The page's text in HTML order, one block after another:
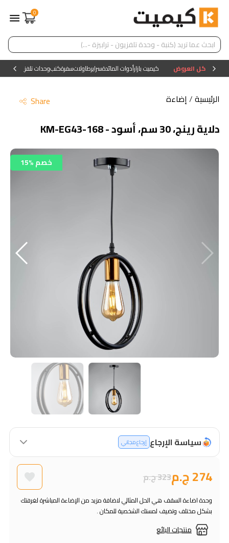
0
كل العروض كيميت بازارأدوات المائدةسرايرطاولاتسفرةكنبوحدات تلفزيون
الرئيسية/إضاءة Share
دلاية رينج، 30 سم، أسود - KM-EG43-168
15% خصم
سياسة الإرجاع إرجاع مجاني
274 ج.م 323 ج.م
منتجات البائع
وحدة اضاءة السقف هي الحل المثالي لاضافة مزيد من الإضاءة المباشرة لغرفتك
بشكل مختلف وتضيف لمستك الشخصية للمكان .